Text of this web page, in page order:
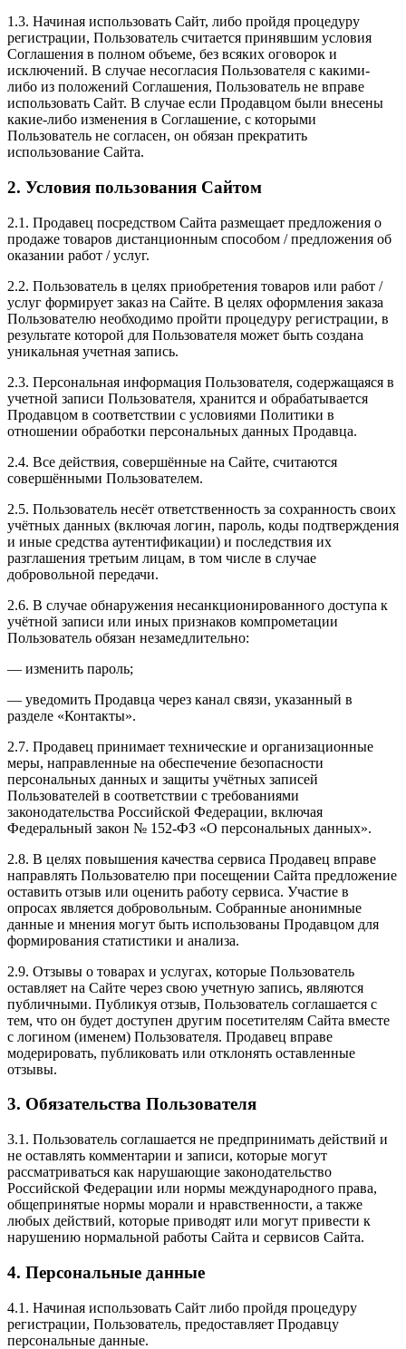
1.3. Начиная использовать Сайт, либо пройдя процедуру
регистрации, Пользователь считается принявшим условия
Соглашения в полном объеме, без всяких оговорок и
исключений. В случае несогласия Пользователя с какими-
либо из положений Соглашения, Пользователь не вправе
использовать Сайт. В случае если Продавцом были внесены
какие-либо изменения в Соглашение, с которыми
Пользователь не согласен, он обязан прекратить
использование Сайта.
2. Условия пользования Сайтом
2.1. Продавец посредством Сайта размещает предложения о
продаже товаров дистанционным способом / предложения об
оказании работ / услуг.
2.2. Пользователь в целях приобретения товаров или работ /
услуг формирует заказ на Сайте. В целях оформления заказа
Пользователю необходимо пройти процедуру регистрации, в
результате которой для Пользователя может быть создана
уникальная учетная запись.
2.3. Персональная информация Пользователя, содержащаяся в
учетной записи Пользователя, хранится и обрабатывается
Продавцом в соответствии с условиями Политики в
отношении обработки персональных данных Продавца.
2.4. Все действия, совершённые на Сайте, считаются
совершёнными Пользователем.
2.5. Пользователь несёт ответственность за сохранность своих
учётных данных (включая логин, пароль, коды подтверждения
и иные средства аутентификации) и последствия их
разглашения третьим лицам, в том числе в случае
добровольной передачи.
2.6. В случае обнаружения несанкционированного доступа к
учётной записи или иных признаков компрометации
Пользователь обязан незамедлительно:
— изменить пароль;
— уведомить Продавца через канал связи, указанный в
разделе «Контакты».
2.7. Продавец принимает технические и организационные
меры, направленные на обеспечение безопасности
персональных данных и защиты учётных записей
Пользователей в соответствии с требованиями
законодательства Российской Федерации, включая
Федеральный закон № 152-ФЗ «О персональных данных».
2.8. В целях повышения качества сервиса Продавец вправе
направлять Пользователю при посещении Сайта предложение
оставить отзыв или оценить работу сервиса. Участие в
опросах является добровольным. Собранные анонимные
данные и мнения могут быть использованы Продавцом для
формирования статистики и анализа.
2.9. Отзывы о товарах и услугах, которые Пользователь
оставляет на Сайте через свою учетную запись, являются
публичными. Публикуя отзыв, Пользователь соглашается с
тем, что он будет доступен другим посетителям Сайта вместе
с логином (именем) Пользователя. Продавец вправе
модерировать, публиковать или отклонять оставленные
отзывы.
3. Обязательства Пользователя
3.1. Пользователь соглашается не предпринимать действий и
не оставлять комментарии и записи, которые могут
рассматриваться как нарушающие законодательство
Российской Федерации или нормы международного права,
общепринятые нормы морали и нравственности, а также
любых действий, которые приводят или могут привести к
нарушению нормальной работы Сайта и сервисов Сайта.
4. Персональные данные
4.1. Начиная использовать Сайт либо пройдя процедуру
регистрации, Пользователь, предоставляет Продавцу
персональные данные.